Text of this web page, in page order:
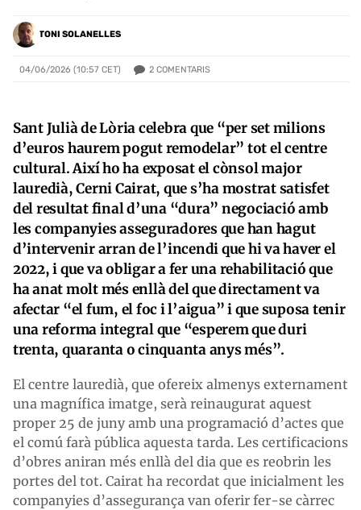
TONI SOLANELLES
04/06/2026 (10:57 CET) 2 COMENTARIS
Sant Julià de Lòria celebra que “per set milions
d’euros haurem pogut remodelar” tot el centre
cultural. Així ho ha exposat el cònsol major
lauredià, Cerni Cairat, que s’ha mostrat satisfet
del resultat final d’una “dura” negociació amb
les companyies asseguradores que han hagut
d’intervenir arran de l’incendi que hi va haver el
2022, i que va obligar a fer una rehabilitació que
ha anat molt més enllà del que directament va
afectar “el fum, el foc i l’aigua” i que suposa tenir
una reforma integral que “esperem que duri
trenta, quaranta o cinquanta anys més”.
El centre lauredià, que ofereix almenys externament
una magnífica imatge, serà reinaugurat aquest
proper 25 de juny amb una programació d’actes que
el comú farà pública aquesta tarda. Les certificacions
d’obres aniran més enllà del dia que es reobrin les
portes del tot. Cairat ha recordat que inicialment les
companyies d’assegurança van oferir fer-se càrrec